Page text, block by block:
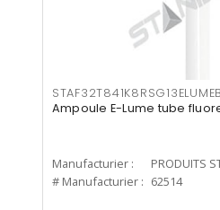
Ampoule E-Lume tube
Manufacturier :
PRODUITS
# Manufacturier : 62514